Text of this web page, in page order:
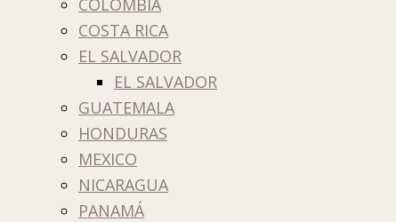
COLOMBIA
COSTA RICA
EL SALVADOR
EL SALVADOR
GUATEMALA
HONDURAS
MEXICO
NICARAGUA
PANAMÁ